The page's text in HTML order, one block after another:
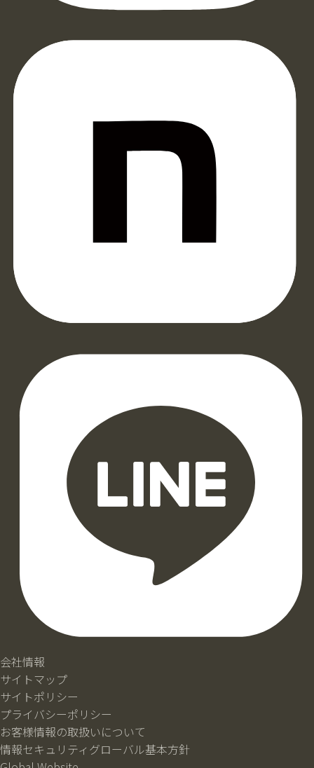
会社情報
サイトマップ
サイトポリシー
プライバシーポリシー
お客様情報の取扱いについて
情報セキュリティグローバル基本方針